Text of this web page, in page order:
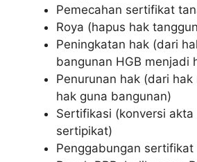
Pemecahan sertifikat
Roya (hapus hak
Peningkatan hak (dari
bangunan HGB menjadi
Penurunan hak (dari
hak guna bangunan)
Sertifikasi (konversi akta
sertipikat)
Penggabungan